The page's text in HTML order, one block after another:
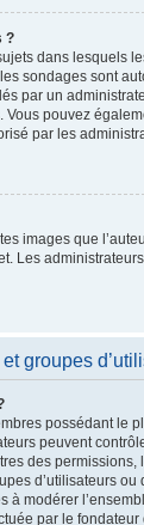
?
dans lesquels
sondages sont
par un
Vous pouvez
par les
images que
Les
groupes
possédant le
peuvent
des permissions,
d’utilisateurs ou
à modérer
par le fondateur